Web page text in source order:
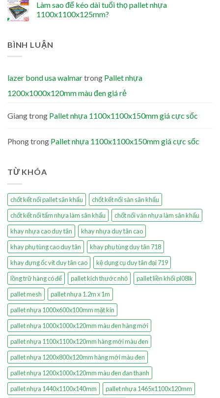
Làm sao để kéo dài tuổi thọ pallet nhựa
1100x1100x125mm?
BÌNH LUẬN
lazer bond usa walmartrong Pallet nhựa
1200x1000x120mm màu đen giá rẻ
Giangtrong Pallet nhựa 1100x1100x150mm giá cực sốc
Phongtrong Pallet nhựa 1100x1100x150mm giá cực sốc
TỪ KHÓA
chốt kết nối pallet sân khấu
chốt kết nối sàn sân khấu
chốt kết nối tấm nhựa làm sân khấu
chốt nối ván nhựa làm sân khấu
khay nhựa cao duy tân
khay nhựa duy tân cao
khay phụ tùng cao duy tân
khay phụ tùng duy tân 718
khay đựng ốc vít duy tân cao
kệ dụng cụ duy tân đại 719
lồng trữ hàng có đế
pallet kích thước nhỏ
pallet liền khối pl08lk
pallet mesh
pallet nhựa 1.2m x 1m
pallet nhựa 1000x600x100mm mặt kín
pallet nhựa 1000x1000x120mm màu đen hàng mới
pallet nhựa 1100x1100x120mm hàng mới màu đen
pallet nhựa 1200x800x120mm hàng mới màu đen
pallet nhựa 1200x1000x120mm màu đen đan thanh
pallet nhựa 1440x1100x140mm
pallet nhựa 1465x1100x120mm